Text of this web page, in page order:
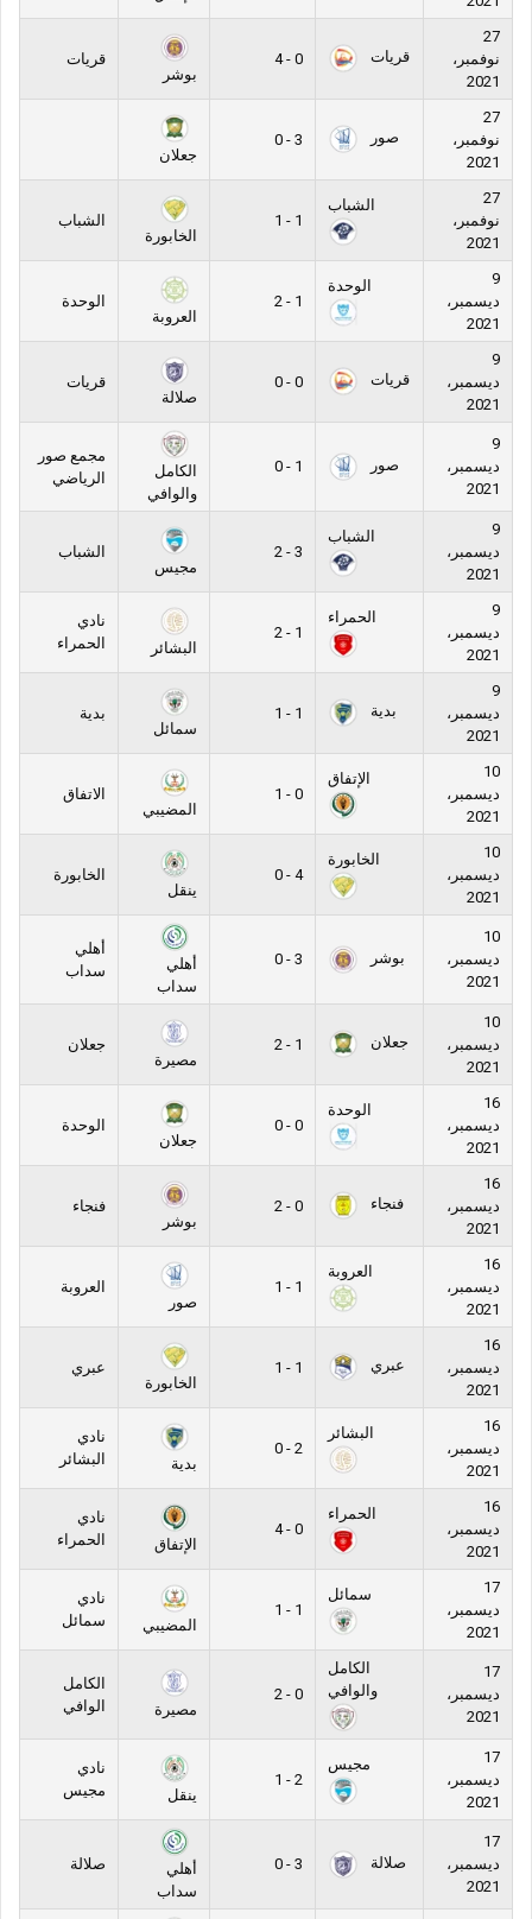
27
نوفمبر،
2021
قريات
0 - 4
بوشر
قريات
27
نوفمبر،
2021
صور
3 - 0
جعلان
27
نوفمبر،
2021
الشباب
1 - 1
الخابورة
الشباب
9
ديسمبر،
2021
الوحدة
1 - 2
العروبة
الوحدة
9
ديسمبر،
2021
قريات
0 - 0
صلالة
قريات
9
ديسمبر،
2021
صور 1 - 0
الكامل
والوافي
مجمع صور
الرياضي
9
ديسمبر،
2021
الشباب
3 - 2
مجيس
الشباب
9
ديسمبر،
2021
الحمراء
1 - 2
البشائر
نادي
الحمراء
9
ديسمبر،
2021
بدية
1 - 1
سمائل
بدية
10
ديسمبر،
2021
الإتفاق
0 - 1
المضيبي
الاتفاق
10
ديسمبر،
2021
الخابورة
4 - 0
ينقل
الخابورة
10
ديسمبر،
2021
بوشر 3 - 0
أهلي
سداب
أهلي
سداب
10
ديسمبر،
2021
جعلان
1 - 2
مصيرة
جعلان
16
ديسمبر،
2021
الوحدة
0 - 0
جعلان
الوحدة
16
ديسمبر،
2021
فنجاء
0 - 2
بوشر
فنجاء
16
ديسمبر،
2021
العروبة
1 - 1
صور
العروبة
16
ديسمبر،
2021
عبري
1 - 1
الخابورة
عبري
16
ديسمبر،
2021
البشائر
2 - 0
بدية
نادي
البشائر
16
ديسمبر،
2021
الحمراء
0 - 4
الإتفاق
نادي
الحمراء
17
ديسمبر،
2021
سمائل
1 - 1
المضيبي
نادي
سمائل
17
ديسمبر،
2021
الكامل
والوافي
0 - 2
مصيرة
الكامل
الوافي
17
ديسمبر،
2021
مجيس
2 - 1
ينقل
نادي
مجيس
17
ديسمبر،
2021
صلالة 3 - 0
أهلي
سداب
صلالة